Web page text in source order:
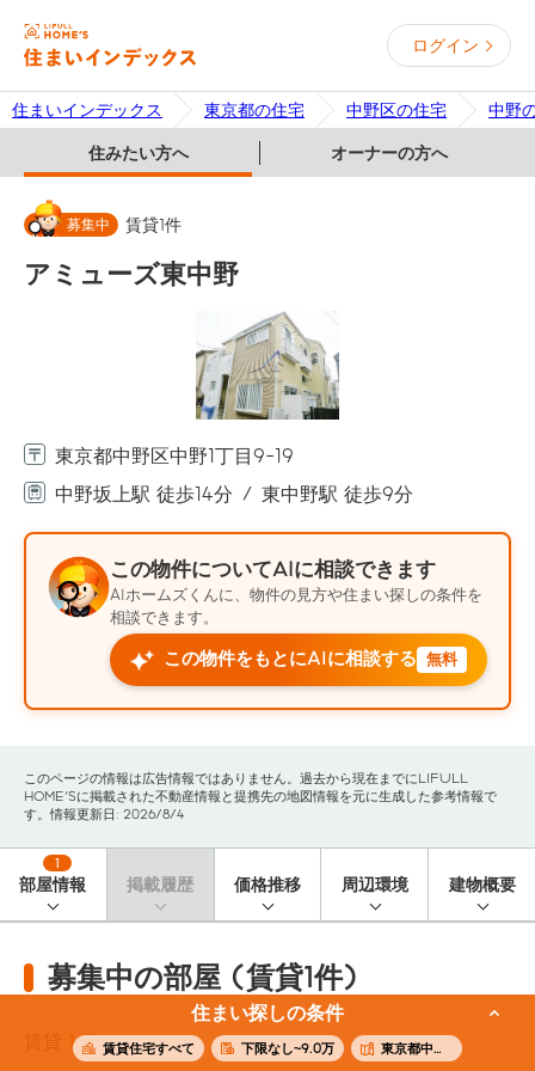
ログイン
住まいインデックス 東京都の住宅 中野区の住宅 中野
住みたい方へ オーナーの方へ
住まい探しの条件
賃貸住宅すべて 下限なし~9.0万 東京都中野区
募集中 賃貸1件
アミューズ東中野
東京都中野区中野1丁目9-19
中野坂上駅 徒歩14分
東中野駅 徒歩9分
この物件についてAIに相談できます
AIホームズくんに、物件の見方や住まい探しの条件を
相談できます。
この物件をもとにAIに相談する 無料
このページの情報は広告情報ではありません。過去から現在までにLIFULL
HOME'Sに掲載された不動産情報と提携先の地図情報を元に生成した参考情報で
す。情報更新日: 2026/8/4
部屋情報
1
掲載履歴 価格推移 周辺環境 建物概要
募集中の部屋 (賃貸1件)
1 件